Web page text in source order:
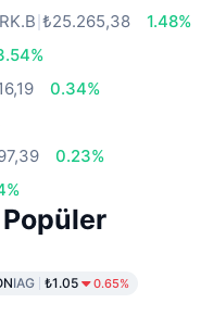
₺25.265,38
1.48%
0.34%
0.23%
IAG ₺1.05 0.65%